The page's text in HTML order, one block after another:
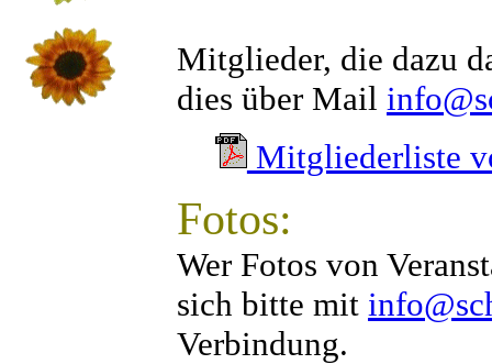
Mitglieder, die dazu
dies über Mail
Mitgliederliste
Fotos:
Wer Fotos von
sich bitte mit
Verbindung.